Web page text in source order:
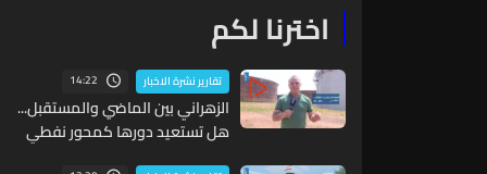
اخترنا لكم
تقارير نشرة الاخبار 14:22
الزهراني بين الماضي والمستقبل...
هل تستعيد دورها كمحور نفطي